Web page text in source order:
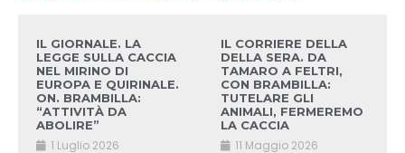
IL GIORNALE. LA
LEGGE SULLA CACCIA
NEL MIRINO DI
EUROPA E QUIRINALE.
ON. BRAMBILLA:
“ATTIVITÀ DA
ABOLIRE”
1 Luglio 2026
IL CORRIERE DELLA
DELLA SERA. DA
TAMARO A FELTRI,
CON BRAMBILLA:
TUTELARE GLI
ANIMALI, FERMEREMO
LA CACCIA
11 Maggio 2026